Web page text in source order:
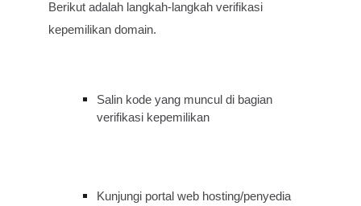
Berikut adalah langkah-langkah verifikasi
kepemilikan domain.
Salin kode yang muncul di bagian
verifikasi kepemilikan
Kunjungi portal web hosting/penyedia